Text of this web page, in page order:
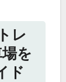
レ
を
ド